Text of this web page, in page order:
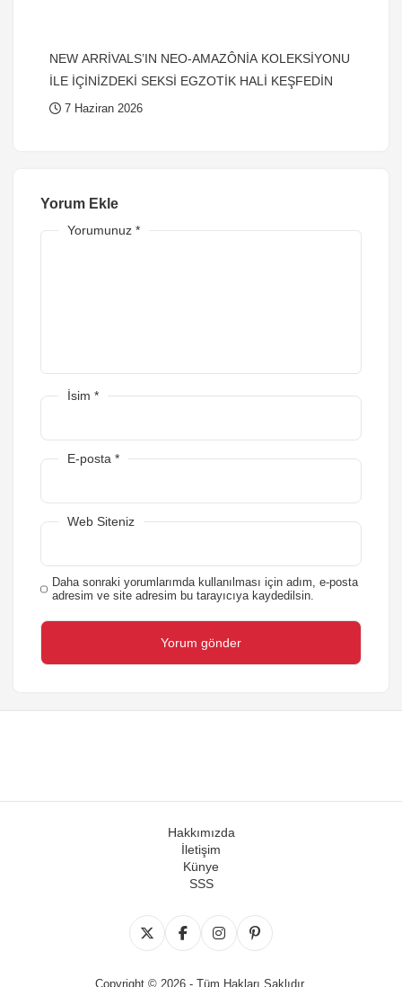
NEW ARRİVALS’IN NEO-AMAZÔNİA KOLEKSİYONU
İLE İÇİNİZDEKİ SEKSİ EGZOTİK HALİ KEŞFEDİN
7 Haziran 2026
Yorum Ekle
Yorumunuz *
İsim *
E-posta *
Web Siteniz
Daha sonraki yorumlarımda kullanılması için adım, e-posta
adresim ve site adresim bu tarayıcıya kaydedilsin.
Hakkımızda
İletişim
Künye
SSS
Copyright © 2026 - Tüm Hakları Saklıdır.